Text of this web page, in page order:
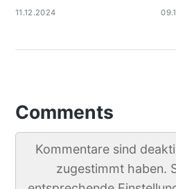
11.12.2024
Comments
Kommentare sind
zugestimmt haben.